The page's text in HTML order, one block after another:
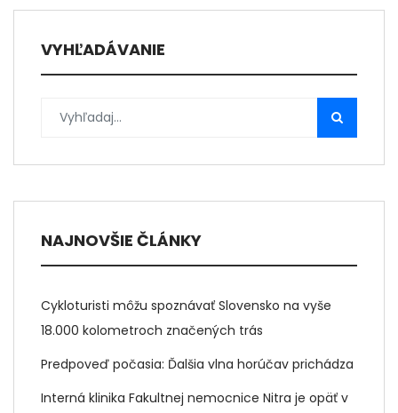
VYHĽADÁVANIE
NAJNOVŠIE ČLÁNKY
Cykloturisti môžu spoznávať Slovensko na vyše
18.000 kolometroch značených trás
Predpoveď počasia: Ďalšia vlna horúčav prichádza
Interná klinika Fakultnej nemocnice Nitra je opäť v